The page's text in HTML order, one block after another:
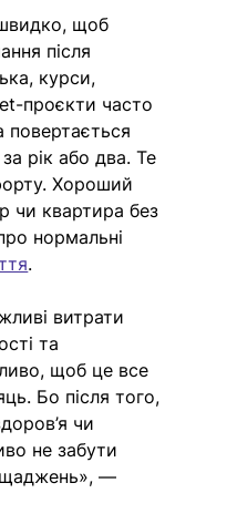
щоб
після
курси,
проєкти часто
повертається
рік або два. Те
Хороший
чи квартира без
нормальні
.
витрати
та
щоб це все
Бо після того,
чи
не забути
—